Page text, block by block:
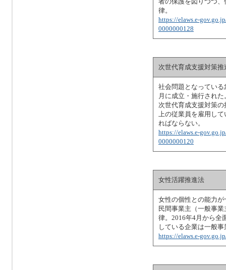
律。
https://elaws.e-
0000000128
次世代育成支援対策推
社会問題となってい
月に成立・施行され
次世代育成支援対策
上の従業員を雇用し
ればならない。
https://elaws.e-
0000000120
女性活躍推進法
女性の個性との能力
民間事業主（一般事
律。2016年4月から全
している企業は一般
https://elaws.e-